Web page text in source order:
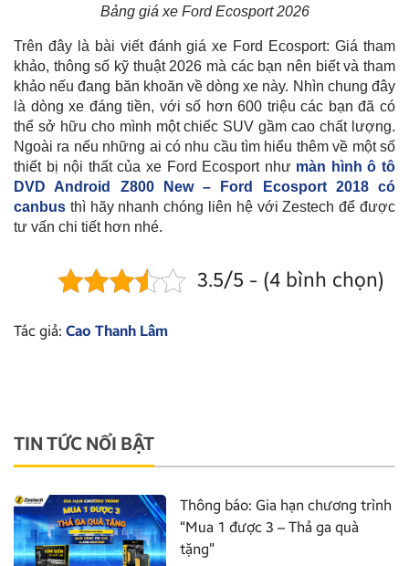
Bảng giá xe Ford Ecosport 2026
Trên đây là bài viết đánh giá xe Ford Ecosport: Giá tham
khảo, thông số kỹ thuật 2026 mà các bạn nên biết và tham
khảo nếu đang băn khoăn về dòng xe này. Nhìn chung đây
là dòng xe đáng tiền, với số hơn 600 triệu các bạn đã có
thể sở hữu cho mình một chiếc SUV gầm cao chất lượng.
Ngoài ra nếu những ai có nhu cầu tìm hiểu thêm về một số
thiết bị nội thất của xe Ford Ecosport như màn hình ô tô
DVD Android Z800 New – Ford Ecosport 2018 có
canbus thì hãy nhanh chóng liên hệ với Zestech để được
tư vấn chi tiết hơn nhé.
3.5/5 - (4 bình chọn)
Tác giả: Cao Thanh Lâm
TIN TỨC NỔI BẬT
Thông báo: Gia hạn chương trình
“Mua 1 được 3 – Thả ga quà
tặng”